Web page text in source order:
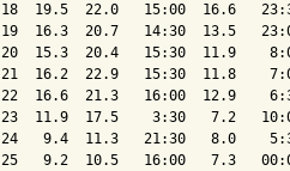
18  19.5  22.0   15:00  16.6
19  16.3  20.7   14:30  13.5
20  15.3  20.4   15:30  11.9
21  16.2  22.9   15:30  11.8
22  16.6  21.3   16:00  12.9
23  11.9  17.5    3:30   7.2
24   9.4  11.3   21:30   8.0
25   9.2  10.5   16:00   7.3